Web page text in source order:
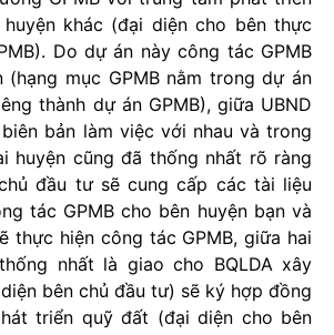
khác (đại diện cho bên thực
Do dự án này công tác GPMB
(hạng mục GPMB nằm trong dự án
thành dự án GPMB), giữa UBND
bản làm việc với nhau và trong
huyện cũng đã thống nhất rõ ràng
đầu tư sẽ cung cấp các tài liệu
tác GPMB cho bên huyện bạn và
thực hiện công tác GPMB, giữa hai
nhất là giao cho BQLDA xây
bên chủ đầu tư) sẽ ký hợp đồng
triển quỹ đất (đại diện cho bên